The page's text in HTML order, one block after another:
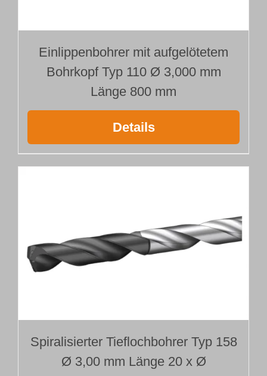
Einlippenbohrer mit aufgelötetem
Bohrkopf Typ 110 Ø 3,000 mm
Länge 800 mm
Details
Spiralisierter Tieflochbohrer Typ 158
Ø 3,00 mm Länge 20 x Ø